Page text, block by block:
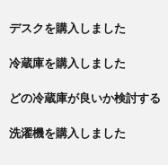
デスクを購入しました
冷蔵庫を購入しました
どの冷蔵庫が良いか検討する
洗濯機を購入しました